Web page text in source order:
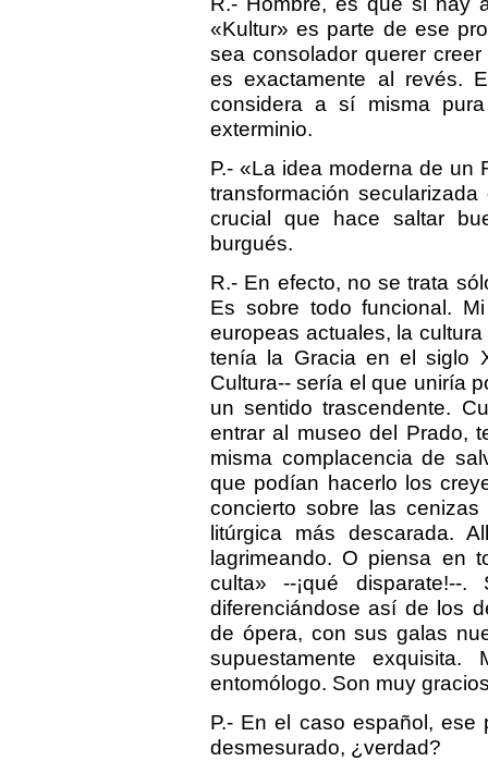
«Kultur» es parte de ese
sea consolador querer
es exactamente al revés.
considera a sí misma
exterminio.
P.- «La idea moderna de un
transformación
crucial que hace saltar
burgués.
R.- En efecto, no se trata
Es sobre todo funcional.
europeas actuales, la
tenía la Gracia en el siglo
Cultura-- sería el que uniría
un sentido trascendente.
entrar al museo del Prado,
misma complacencia de
que podían hacerlo los
concierto sobre las
litúrgica más descarada.
lagrimeando. O piensa en
culta» --¡qué
diferenciándose así de los
de ópera, con sus galas
supuestamente
entomólogo. Son muy
P.- En el caso español, ese
desmesurado, ¿verdad?